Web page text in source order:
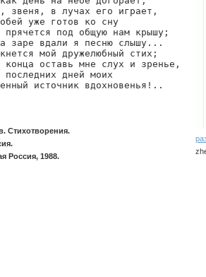
звеня, в лучах его играет,
уже готов ко сну
под общую нам крышу;
заре вдали я песню слышу...
мой дружелюбный стих;
оставь мне слух и зренье,
последних дней моих
источник вдохновенья!..
Стихотворения.
Россия, 1988.